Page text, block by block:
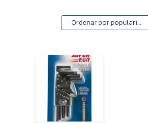
Ordenar por popularidad